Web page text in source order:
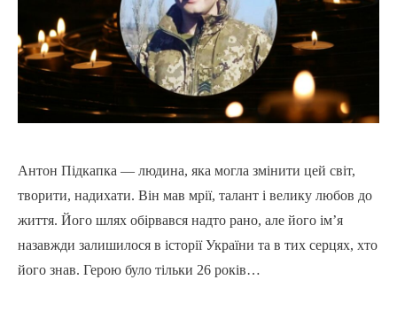
Антон Підкапка — людина, яка могла змінити цей світ,
творити, надихати. Він мав мрії, талант і велику любов до
життя. Його шлях обірвався надто рано, але його ім’я
назавжди залишилося в історії України та в тих серцях, хто
його знав. Герою було тільки 26 років…